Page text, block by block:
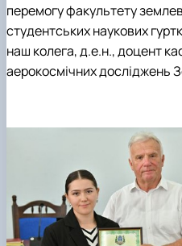
перемогу факультету
студентських наукових
наш колега, д.е.н., доцент
аерокосмічних досліджень